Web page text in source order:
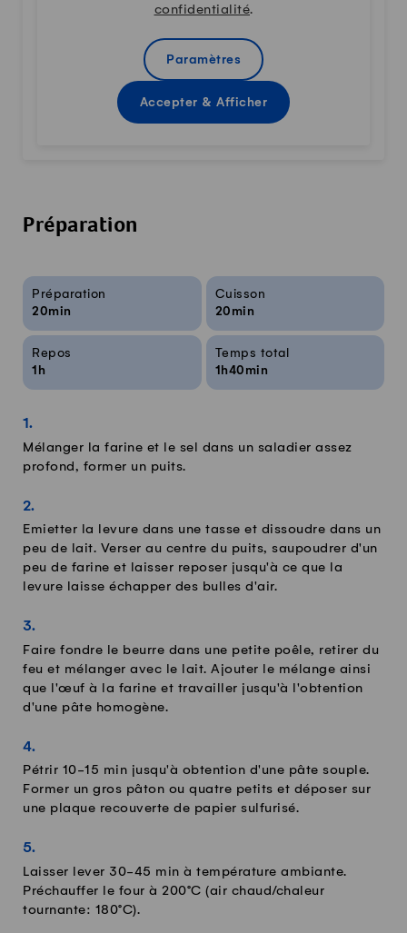
confidentialité.
Paramètres
Accepter & Afficher
Préparation
Infos sur la recette
Préparation
20min
Cuisson
20min
Repos
1h
Temps total
1h40min
Mélanger la farine et le sel dans un saladier assez
profond, former un puits.
Emietter la levure dans une tasse et dissoudre dans un
peu de lait. Verser au centre du puits, saupoudrer d'un
peu de farine et laisser reposer jusqu'à ce que la
levure laisse échapper des bulles d'air.
Faire fondre le beurre dans une petite poêle, retirer du
feu et mélanger avec le lait. Ajouter le mélange ainsi
que l'œuf à la farine et travailler jusqu'à l'obtention
d'une pâte homogène.
Pétrir 10-15 min jusqu'à obtention d'une pâte souple.
Former un gros pâton ou quatre petits et déposer sur
une plaque recouverte de papier sulfurisé.
Laisser lever 30-45 min à température ambiante.
Préchauffer le four à 200°C (air chaud/chaleur
tournante: 180°C).